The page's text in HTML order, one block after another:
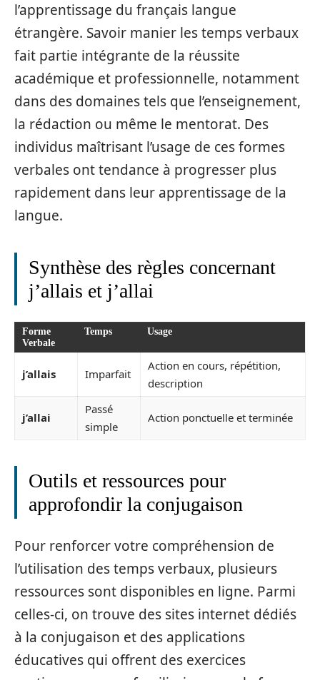
l’apprentissage du français langue
étrangère. Savoir manier les temps verbaux
fait partie intégrante de la réussite
académique et professionnelle, notamment
dans des domaines tels que l’enseignement,
la rédaction ou même le mentorat. Des
individus maîtrisant l’usage de ces formes
verbales ont tendance à progresser plus
rapidement dans leur apprentissage de la
langue.
Synthèse des règles concernant
j’allais et j’allai
Forme
Verbale
Temps Usage
j’allais Imparfait
Action en cours, répétition,
description
j’allai
Passé
simple
Action ponctuelle et terminée
Outils et ressources pour
approfondir la conjugaison
Pour renforcer votre compréhension de
l’utilisation des temps verbaux, plusieurs
ressources sont disponibles en ligne. Parmi
celles-ci, on trouve des sites internet dédiés
à la conjugaison et des applications
éducatives qui offrent des exercices